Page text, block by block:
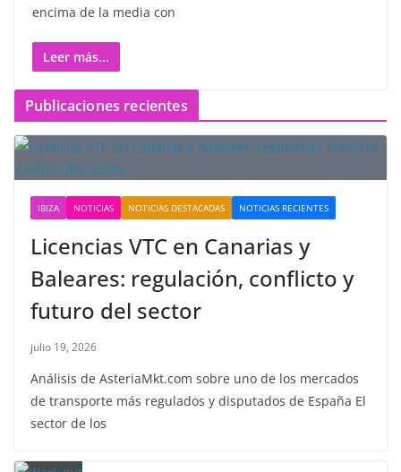
encima de la media con
Leer más...
Publicaciones recientes
IBIZA NOTICIAS NOTICIAS DESTACADAS NOTICIAS RECIENTES
Licencias VTC en Canarias y
Baleares: regulación, conflicto y
futuro del sector
julio 19, 2026
Análisis de AsteriaMkt.com sobre uno de los mercados
de transporte más regulados y disputados de España El
sector de los